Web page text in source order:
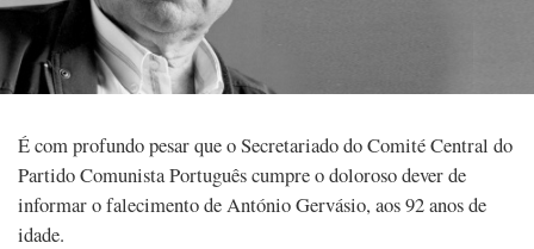
É com profundo pesar que o Secretariado do Comité Central do
Partido Comunista Português cumpre o doloroso dever de
informar o falecimento de António Gervásio, aos 92 anos de
idade.